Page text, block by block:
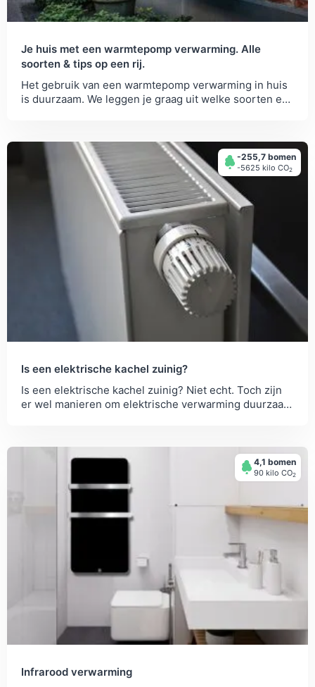
Je huis met een warmtepomp verwarming. Alle
soorten & tips op een rij.
Het gebruik van een warmtepomp verwarming in huis
is duurzaam. We leggen je graag uit welke soorten er
-255,7 bomen
-5625 kilo СО2
Is een elektrische kachel zuinig?
Is een elektrische kachel zuinig? Niet echt. Toch zijn
er wel manieren om elektrische verwarming duurzaam
4,1 bomen
90 kilo СО2
Infrarood verwarming